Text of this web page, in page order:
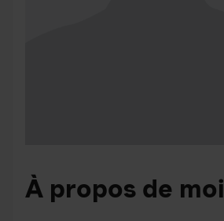
À propos de moi